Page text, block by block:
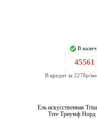
В
45561
В кредит за 2278р/
Ель искусственная
Tree Триумф Норд